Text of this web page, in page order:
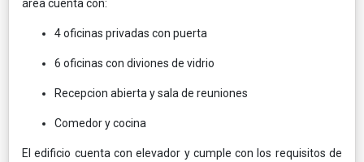
área cuenta con:
4 oficinas privadas con puerta
6 oficinas con diviones de vidrio
Recepcion abierta y sala de reuniones
Comedor y cocina
El edificio cuenta con elevador y cumple con los requisitos de